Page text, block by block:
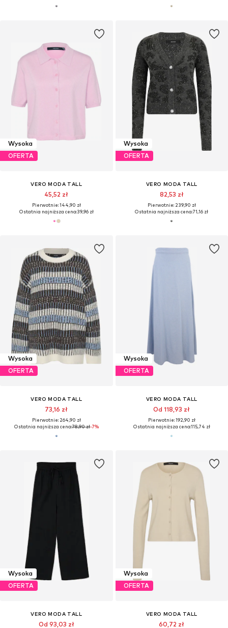
Wysoka
OFERTA
VERO MODA TALL
45,52 zł
Pierwotnie: 144,90 zł
Ostatnia najniższa cena:39,96 zł
Wysoka
OFERTA
VERO MODA TALL
82,53 zł
Pierwotnie: 239,90 zł
Ostatnia najniższa cena:71,16 zł
Wysoka
OFERTA
VERO MODA TALL
73,16 zł
Pierwotnie: 264,90 zł
Ostatnia najniższa cena:78,90 zł-7%
Wysoka
OFERTA
VERO MODA TALL
Od 118,93 zł
Pierwotnie: 192,90 zł
Ostatnia najniższa cena:115,74 zł
Wysoka
OFERTA
VERO MODA TALL
Od 93,03 zł
Wysoka
OFERTA
VERO MODA TALL
60,72 zł